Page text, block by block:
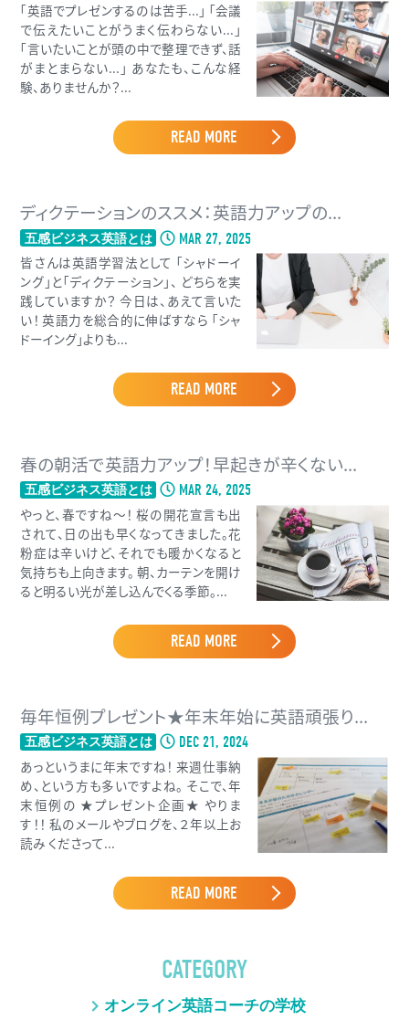
「英語でプレゼンするのは苦手...」 「会議
で伝えたいことがうまく伝わらない...」
「言いたいことが頭の中で整理できず、話
がまとまらない...」 あなたも、こんな経
験、ありませんか？...
READ MORE
ディクテーションのススメ：英語力アップの...
五感ビジネス英語とは MAR 27, 2025
皆さんは英語学習法として 「シャドーイ
ング」と「ディクテーション」、 どちらを実
践していますか？ 今日は、あえて言いた
い！ 英語力を総合的に伸ばすなら 「シャ
ドーイング」よりも...
READ MORE
春の朝活で英語力アップ！早起きが辛くない...
五感ビジネス英語とは MAR 24, 2025
やっと、春ですね〜！ 桜の開花宣言も出
されて、日の出も早くなってきました。花
粉症は辛いけど、それでも暖かくなると
気持ちも上向きます。 朝、カーテンを開け
ると明るい光が差し込んでくる季節。...
READ MORE
毎年恒例プレゼント★年末年始に英語頑張り...
五感ビジネス英語とは DEC 21, 2024
あっというまに年末ですね！ 来週仕事納
め、という方も多いですよね。 そこで、年
末恒例の ★プレゼント企画★ やりま
す！！ 私のメールやブログを、２年以上お
読み くださって...
READ MORE
CATEGORY
オンライン英語コーチの学校